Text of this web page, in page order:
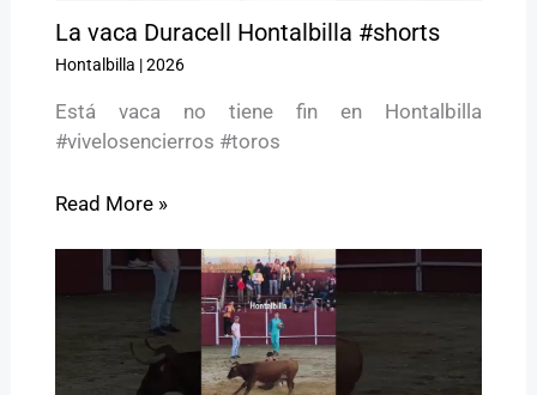
La vaca Duracell Hontalbilla #shorts
Hontalbilla |2026
Está vaca no tiene fin en Hontalbilla
#vivelosencierros #toros
Read More »